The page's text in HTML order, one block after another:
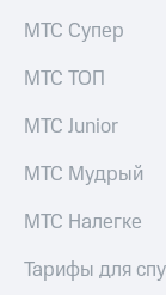
именных
Другое
развитие
этика
На главную
МТС Супер
МТС ТОП
МТС Junior
МТС Мудрый
МТС Налегке
Тарифы для